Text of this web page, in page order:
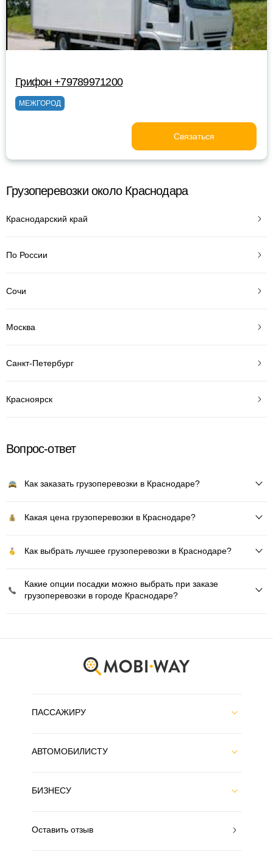
Грифон +79789971200
МЕЖГОРОД
Связаться
Грузоперевозки около Краснодара
Краснодарский край
По России
Сочи
Москва
Санкт-Петербург
Красноярск
Вопрос-ответ
Как заказать грузоперевозки в Краснодаре?
Какая цена грузоперевозки в Краснодаре?
Как выбрать лучшее грузоперевозки в Краснодаре?
Какие опции посадки можно выбрать при заказе
грузоперевозки в городе Краснодаре?
ПАССАЖИРУ
АВТОМОБИЛИСТУ
БИЗНЕСУ
Оставить отзыв